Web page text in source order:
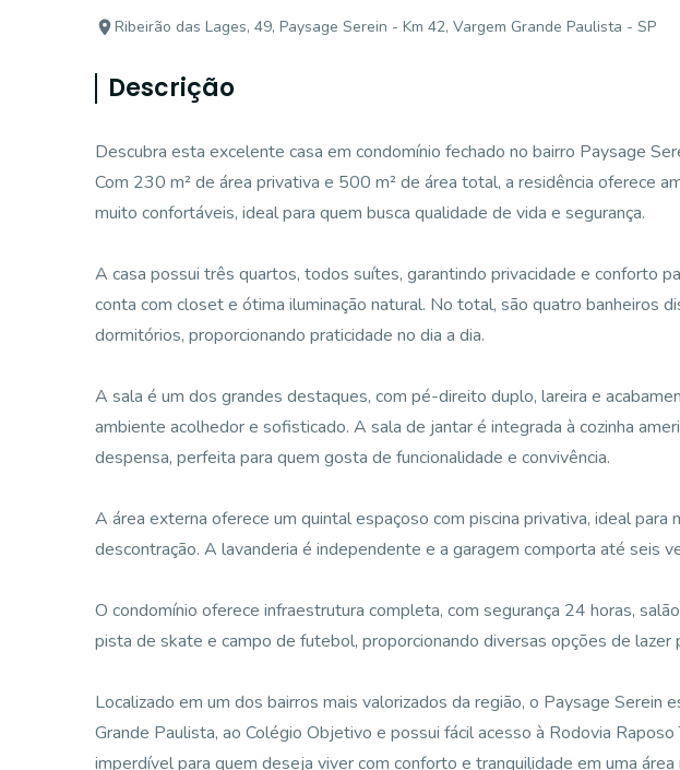
Ribeirão das Lages, 49, Paysage Serein - Km 42, Vargem Grande Paulista - SP
Descrição
Descubra esta excelente casa em condomínio fechado no bairro Paysage
Com 230 m² de área privativa e 500 m² de área total, a residência oferece
muito confortáveis, ideal para quem busca qualidade de vida e segurança.
A casa possui três quartos, todos suítes, garantindo privacidade e conforto
conta com closet e ótima iluminação natural. No total, são quatro banheiros
dormitórios, proporcionando praticidade no dia a dia.
A sala é um dos grandes destaques, com pé-direito duplo, lareira e
ambiente acolhedor e sofisticado. A sala de jantar é integrada à cozinha
despensa, perfeita para quem gosta de funcionalidade e convivência.
A área externa oferece um quintal espaçoso com piscina privativa, ideal para
descontração. A lavanderia é independente e a garagem comporta até seis
O condomínio oferece infraestrutura completa, com segurança 24 horas,
pista de skate e campo de futebol, proporcionando diversas opções de lazer
Localizado em um dos bairros mais valorizados da região, o Paysage Serein
Grande Paulista, ao Colégio Objetivo e possui fácil acesso à Rodovia
imperdível para quem deseja viver com conforto e tranquilidade em uma